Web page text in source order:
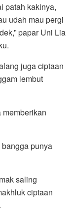
patah kakinya,
udah mau pergi
papar Uni Lia
juga ciptaan
lembut
memberikan
bangga punya
saling
ciptaan